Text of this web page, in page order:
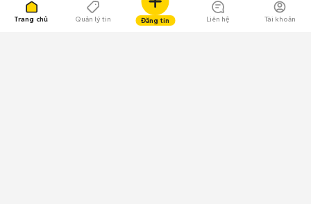
Trang chủ Quản lý tin Đăng tin Liên hệ Tài khoản